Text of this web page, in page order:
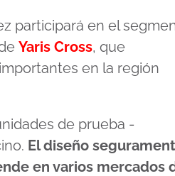
participará en el
Yaris Cross, que
en la región
de prueba -
El diseño
en varios mercados